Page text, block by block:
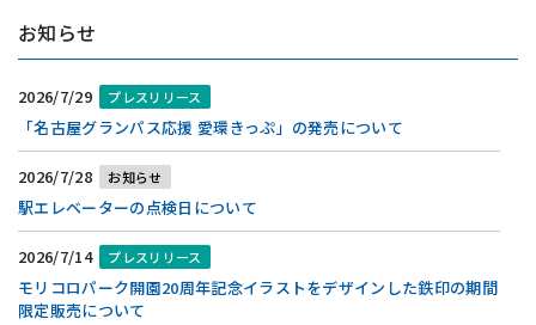
お盆期間中の列車ダイヤ及び編成両数について
2026/7/14 鉄印帳
モリコロパーク開園20周年記念イラストをデザインした鉄印を発売
します。
2026/7/14 ご案内
1日だけのJAZZ特別貸切列車を今年も運行します！チケットは名鉄
観光サービス㈱へお申し込みください。
お知らせ
2026/7/29 プレスリリース
「名古屋グランパス応援 愛環きっぷ」の発売について
2026/7/28 お知らせ
駅エレベーターの点検日について
2026/7/14 プレスリリース
モリコロパーク開園20周年記念イラストをデザインした鉄印の期間
限定販売について